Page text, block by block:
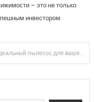
– это не только
инвестором.
Идеальный пылесос для вашего дома: секреты выбора, которые сэкономят ваше время и деньги!